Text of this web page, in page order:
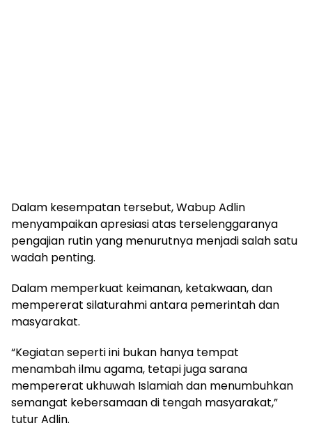
Dalam kesempatan tersebut, Wabup Adlin
menyampaikan apresiasi atas terselenggaranya
pengajian rutin yang menurutnya menjadi salah satu
wadah penting.
Dalam memperkuat keimanan, ketakwaan, dan
mempererat silaturahmi antara pemerintah dan
masyarakat.
“Kegiatan seperti ini bukan hanya tempat
menambah ilmu agama, tetapi juga sarana
mempererat ukhuwah Islamiah dan menumbuhkan
semangat kebersamaan di tengah masyarakat,”
tutur Adlin.